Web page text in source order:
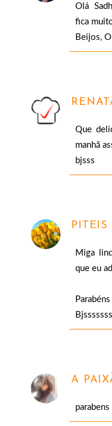
Olá
fica
Beijos,
Que
manhã
bjsss
Miga
que eu
A